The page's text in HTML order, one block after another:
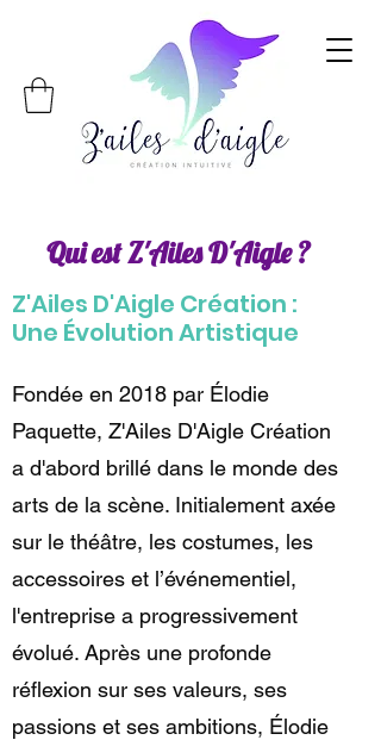
Qui est Z'Ailes D'Aigle ?
Z'Ailes D'Aigle Création :
Une Évolution Artistique
Fondée en 2018 par Élodie
Paquette, Z'Ailes D'Aigle Création
a d'abord brillé dans le monde des
arts de la scène. Initialement axée
sur le théâtre, les costumes, les
accessoires et l’événementiel,
l'entreprise a progressivement
évolué. Après une profonde
réflexion sur ses valeurs, ses
passions et ses ambitions, Élodie